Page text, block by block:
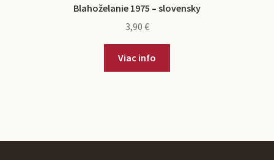
Blahoželanie 1975 – slovensky
3,90 €
Viac info